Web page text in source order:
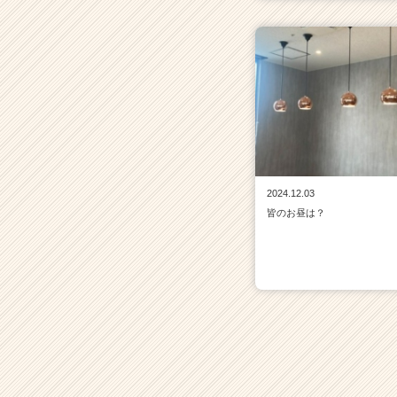
2024.12.03
皆のお昼は？